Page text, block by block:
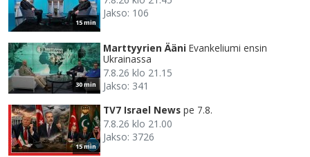
15 min
Jakso: 106
30 min
Marttyyrien Ääni Evankeliumi ensin
Ukrainassa
7.8.26 klo 21.15
Jakso: 341
15 min
TV7 Israel News pe 7.8.
7.8.26 klo 21.00
Jakso: 3726